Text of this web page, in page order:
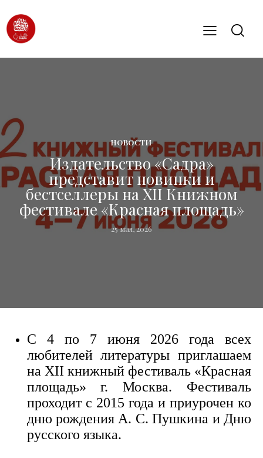
НОВОСТИ
Издательство «Садра»
представит новинки и
бестселлеры на XII Книжном
фестивале «Красная площадь»
25 мая, 2026
С 4 по 7 июня 2026 года всех
любителей литературы приглашаем
на XII книжный фестиваль «Красная
площадь» г. Москва. Фестиваль
проходит с 2015 года и приурочен ко
дню рождения А. С. Пушкина и Дню
русского языка.